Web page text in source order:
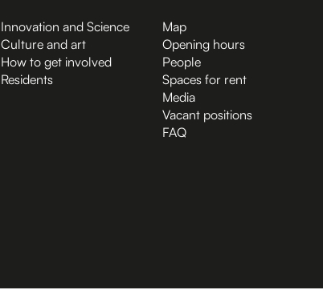
Innovation and Science
Culture and art
How to get involved
Residents
Map
Opening hours
People
Spaces for rent
Media
Vacant positions
FAQ